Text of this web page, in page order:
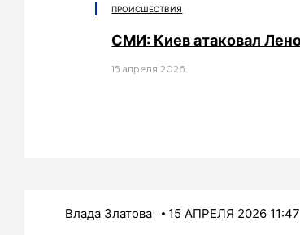
ПРОИСШЕСТВИЯ
СМИ: Киев атаковал
15 апреля 2026
Влада Златова 15 АПРЕЛЯ 2026 11:47